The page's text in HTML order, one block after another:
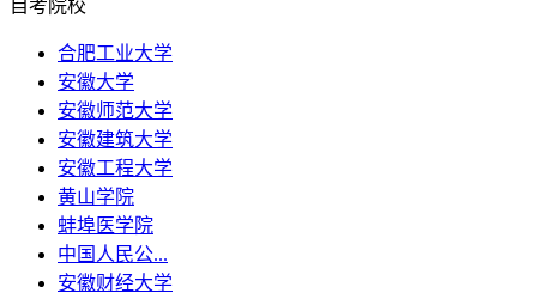
自考院校
合肥工业大学
安徽大学
安徽师范大学
安徽建筑大学
安徽工程大学
黄山学院
蚌埠医学院
中国人民公...
安徽财经大学